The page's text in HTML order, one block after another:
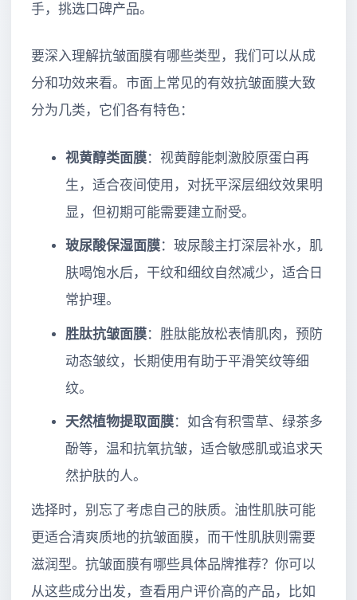
手，挑选口碑产品。
要深入理解抗皱面膜有哪些类型，我们可以从成
分和功效来看。市面上常见的有效抗皱面膜大致
分为几类，它们各有特色：
视黄醇类面膜：视黄醇能刺激胶原蛋白再
生，适合夜间使用，对抚平深层细纹效果明
显，但初期可能需要建立耐受。
玻尿酸保湿面膜：玻尿酸主打深层补水，肌
肤喝饱水后，干纹和细纹自然减少，适合日
常护理。
胜肽抗皱面膜：胜肽能放松表情肌肉，预防
动态皱纹，长期使用有助于平滑笑纹等细
纹。
天然植物提取面膜：如含有积雪草、绿茶多
酚等，温和抗氧抗皱，适合敏感肌或追求天
然护肤的人。
选择时，别忘了考虑自己的肤质。油性肌肤可能
更适合清爽质地的抗皱面膜，而干性肌肤则需要
滋润型。抗皱面膜有哪些具体品牌推荐？你可以
从这些成分出发，查看用户评价高的产品，比如